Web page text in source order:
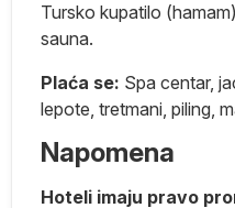
Tursko kupatilo
sauna.
Plaća se: Spa centar,
lepote, tretmani, piling,
Napomena
Hoteli imaju pravo